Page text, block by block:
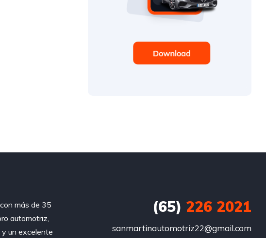
más de 35
automotriz,
y un excelente
(65) 226 2021
sanmartinautomotriz22@gmail.com